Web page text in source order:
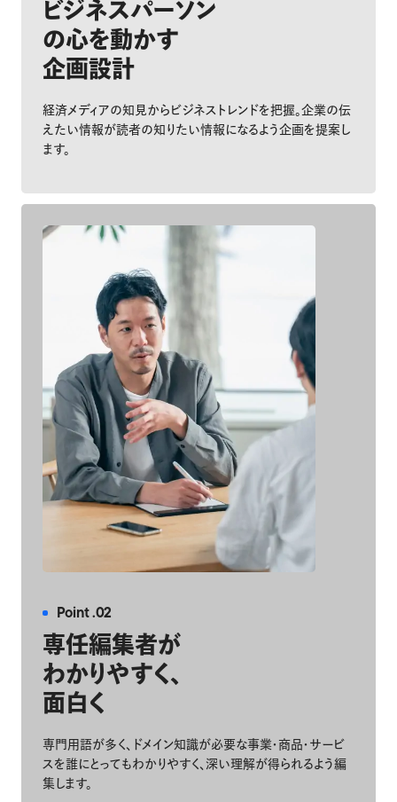
ビジネスパーソン
の心を動かす
企画設計
経済メディアの知見からビジネストレンドを把握。企業の伝
えたい情報が読者の知りたい情報になるよう企画を提案し
ます。
Point .02
専任編集者が
わかりやすく、
面白く
専門用語が多く、ドメイン知識が必要な事業・商品・サービ
スを誰にとってもわかりやすく、深い理解が得られるよう編
集します。